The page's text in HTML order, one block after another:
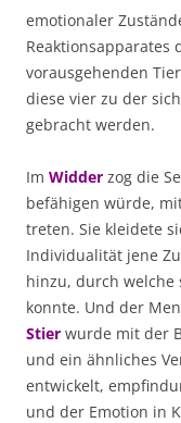
emotionaler
Reaktionsapparates
vorausgehenden
diese vier zu der
gebracht werden.
Im Widder zog die
befähigen würde,
treten. Sie kleidete
Individualität jene
hinzu, durch welche
konnte. Und der
Stier wurde mit der
und ein ähnliches
entwickelt,
und der Emotion in